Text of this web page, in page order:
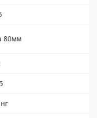
80мм